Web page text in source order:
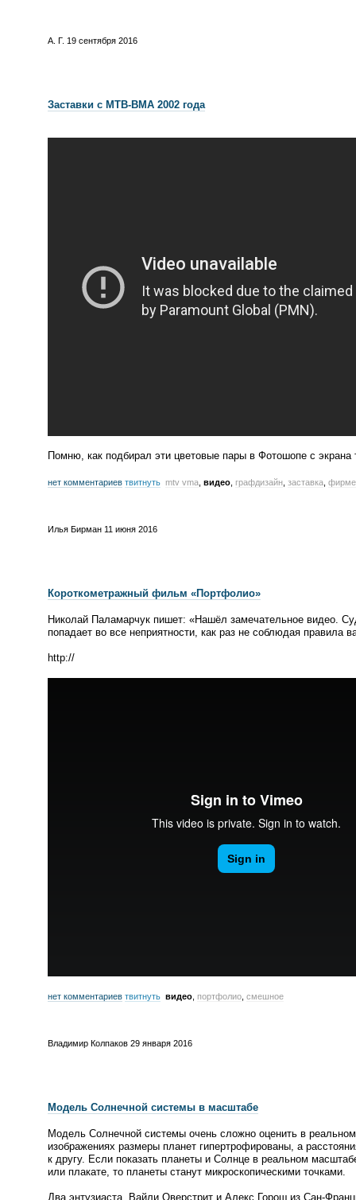
А. Г. 19 сентября 2016
Заставки с МТВ-ВМА 2002 года
Помню, как подбирал эти цветовые пары в Фотошопе с экрана
нет комментариев твитнуть mtv vma видео графдизайн заставка
Илья Бирман 11 июня 2016
Короткометражный фильм «Портфолио»
Николай Паламарчук пишет: «Нашёл замечательное видео.
попадает во все неприятности, как раз не соблюдая правила
http://
нет комментариев твитнуть видео портфолио смешное
Владимир Колпаков 29 января 2016
Модель Солнечной системы в масштабе
Модель Солнечной системы очень сложно оценить в
изображениях размеры планет гипертрофированы, а
к другу. Если показать планеты и Солнце в реальном
или плакате, то планеты станут микроскопическими точками.
Два энтузиаста, Вайли Оверстрит и Алекс Горош из Сан-